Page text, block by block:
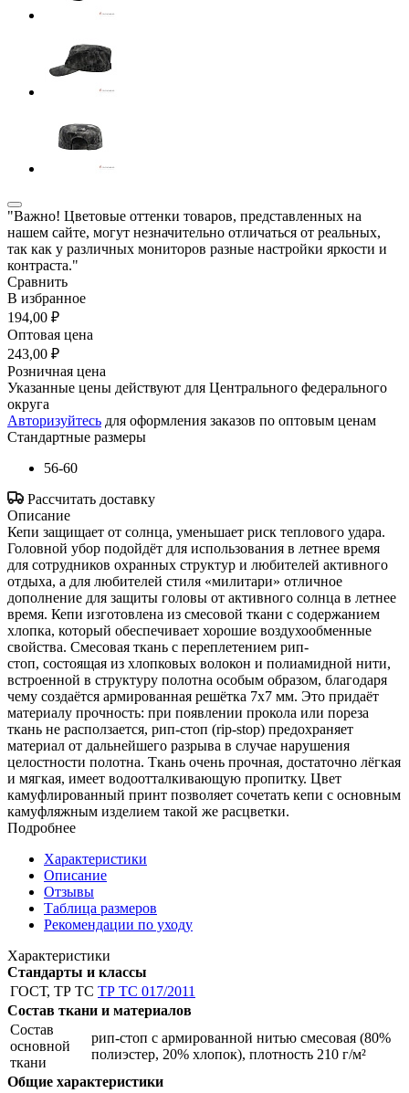
"Важно! Цветовые оттенки товаров, представленных на
нашем сайте, могут незначительно отличаться от реальных,
так как у различных мониторов разные настройки яркости и
контраста."
Сравнить
В избранное
194,00 ₽
Оптовая цена
243,00 ₽
Розничная цена
Указанные цены действуют для Центрального федерального
округа
Авторизуйтесь для оформления заказов по оптовым ценам
Стандартные размеры
56-60
Рассчитать доставку
Описание
Кепи защищает от солнца, уменьшает риск теплового удара.
Головной убор подойдёт для использования в летнее время
для сотрудников охранных структур и любителей активного
отдыха, а для любителей стиля «милитари» отличное
дополнение для защиты головы от активного солнца в летнее
время. Кепи изготовлена из смесовой ткани с содержанием
хлопка, который обеспечивает хорошие воздухообменные
свойства. Смесовая ткань с переплетением рип-
стоп, состоящая из хлопковых волокон и полиамидной нити,
встроенной в структуру полотна особым образом, благодаря
чему создаётся армированная решётка 7х7 мм. Это придаёт
материалу прочность: при появлении прокола или пореза
ткань не расползается, рип-стоп (rip-stop) предохраняет
материал от дальнейшего разрыва в случае нарушения
целостности полотна. Ткань очень прочная, достаточно лёгкая
и мягкая, имеет водоотталкивающую пропитку. Цвет
камуфлированный принт позволяет сочетать кепи с основным
камуфляжным изделием такой же расцветки.
Подробнее
Характеристики
Описание
Отзывы
Таблица размеров
Рекомендации по уходу
Характеристики
Стандарты и классы
ГОСТ, ТР ТС ТР ТС 017/2011
Состав ткани и материалов
Состав
основной
ткани
рип-стоп с армированной нитью смесовая (80%
полиэстер, 20% хлопок), плотность 210 г/м²
Общие характеристики